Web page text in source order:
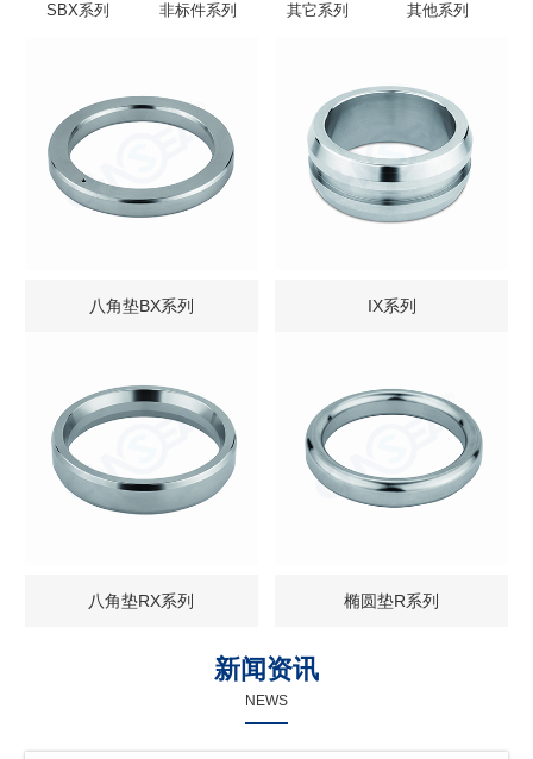
SBX系列 非标件系列 其它系列 其他系列
八角垫BX系列 IX系列
八角垫RX系列 椭圆垫R系列
新闻资讯
NEWS